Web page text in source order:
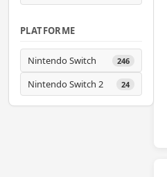
PLATFORME
Nintendo Switch 246
Nintendo Switch 2 24